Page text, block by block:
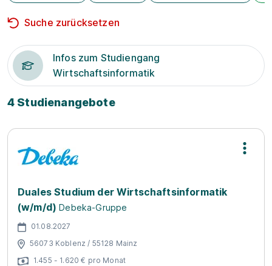
Suche zurücksetzen
Infos zum Studiengang
Wirtschaftsinformatik
4 Studienangebote
Duales Studium der Wirtschaftsinformatik
(w/m/d) Debeka-Gruppe
01.08.2027
56073 Koblenz / 55128 Mainz
1.455 - 1.620 € pro Monat